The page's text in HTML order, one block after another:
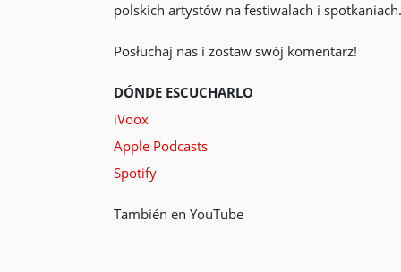
polskich artystów na festiwalach i spotkaniach.
Posłuchaj nas i zostaw swój komentarz!
DÓNDE ESCUCHARLO
iVoox
Apple Podcasts
Spotify
También en YouTube